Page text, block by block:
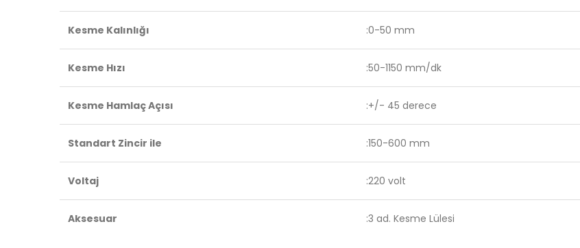
Kesme Kalınlığı :0-50 mm
Kesme Hızı :50-1150 mm/dk
Kesme Hamlaç Açısı :+/- 45 derece
Standart Zincir ile :150-600 mm
Voltaj :220 volt
Aksesuar :3 ad. Kesme Lülesi